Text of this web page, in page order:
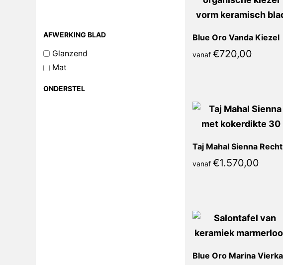
Blue Oro Vanda Kiezel
vanaf €720,00
Taj Mahal Sienna Recht
vanaf €1.570,00
AFWERKING BLAD
Glanzend
Mat
ONDERSTEL